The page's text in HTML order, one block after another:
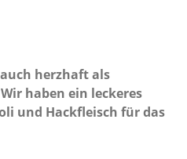
herzhaft als
haben ein leckeres
und Hackfleisch für das